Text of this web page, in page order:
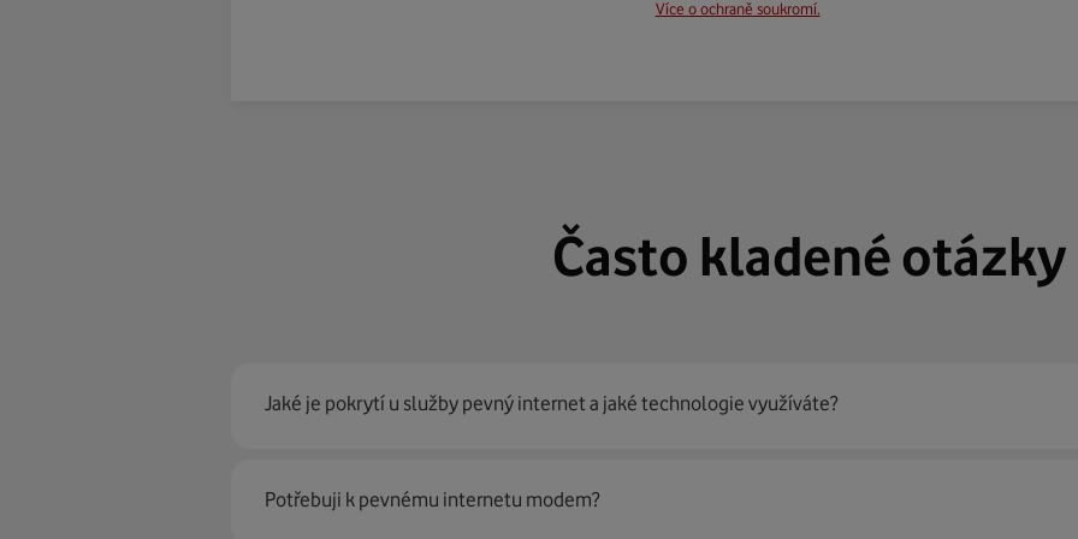
Více o ochraně soukromí.
Často kladené otázky
Jaké je pokrytí u služby pevný internet a jaké technologie využíváte?
Pevný internet můžeme nabídnout99 % českých domácností
prostřednictvím několika
Potřebuji k pevnému internetu modem?